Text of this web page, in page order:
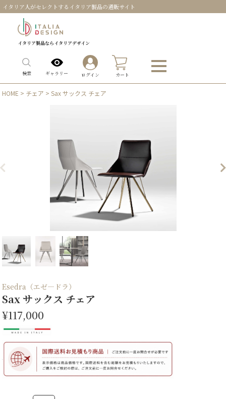
イタリア人がセレクトするイタリア製品の通販サイト
イタリア製品ならイタリアデザイン
検索 ギャラリー ログイン カート
HOME > チェア > Sax サックス チェア
Esedra（エゼ―ドラ）
Sax サックス チェア
¥117,000
Sax